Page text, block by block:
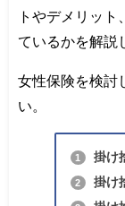
トやデメリッ
ているかを解説
女性保険を検討
い。
1 掛け
2 掛け